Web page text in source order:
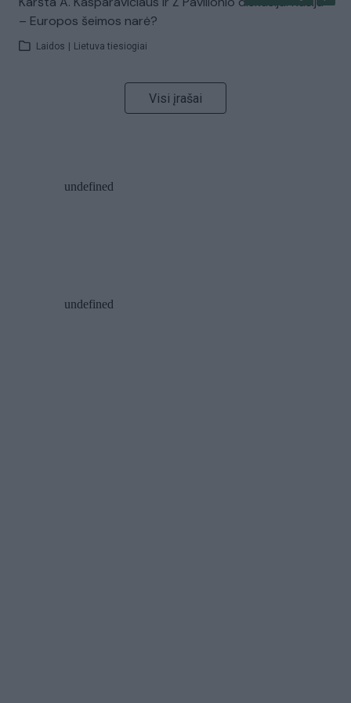
– Europos šeimos narė?
Laidos Lietuva tiesiogiai
Visi įrašai